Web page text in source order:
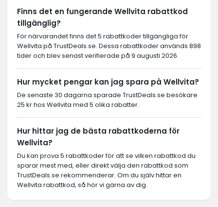
Finns det en fungerande Wellvita rabattkod
tillgänglig?
För närvarandet finns det 5 rabattkoder tillgängliga för
Wellvita på TrustDeals.se. Dessa rabattkoder används 898
tider och blev senast verifierade på 9 augusti 2026.
Hur mycket pengar kan jag spara på Wellvita?
De senaste 30 dagarna sparade TrustDeals.se besökare
25 kr hos Wellvita med 5 olika rabatter.
Hur hittar jag de bästa rabattkoderna för
Wellvita?
Du kan prova 5 rabattkoder för att se vilken rabattkod du
sparar mest med, eller direkt välja den rabattkod som
TrustDeals.se rekommenderar. Om du själv hittar en
Wellvita rabattkod, så hör vi gärna av dig.